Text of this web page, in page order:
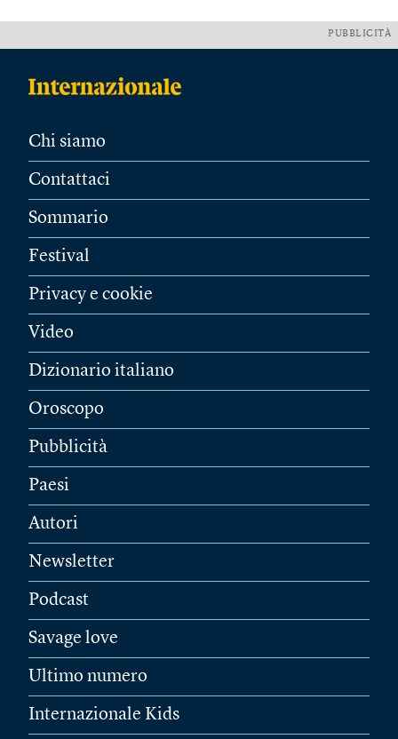
PUBBLICITÀ
Chi siamo
Contattaci
Sommario
Festival
Privacy e cookie
Video
Dizionario italiano
Oroscopo
Pubblicità
Paesi
Autori
Newsletter
Podcast
Savage love
Ultimo numero
Internazionale Kids